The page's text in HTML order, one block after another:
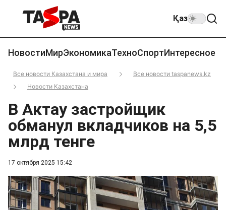
Қаз
НовостиМирЭкономикаТехноСпортИнтересное
Все новости Казахстана и мира
Все новости taspanews.kz
Новости Казахстана
17 октября 2025 15:42
В Актау застройщик
обманул вкладчиков на 5,5
млрд тенге